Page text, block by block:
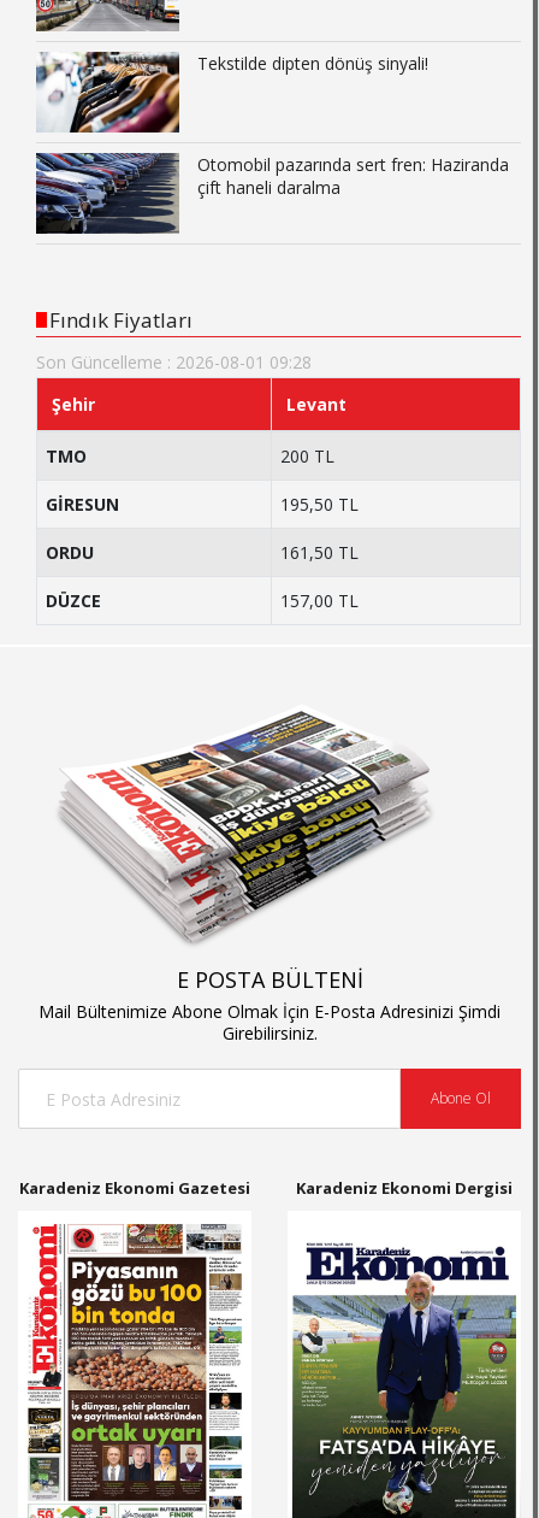
Tekstilde dipten dönüş sinyali!
Otomobil pazarında sert fren: Haziranda
çift haneli daralma
Fındık Fiyatları
Son Güncelleme : 2026-08-01 09:28
Şehir
Levant
TMO 200 TL
GİRESUN 195,50 TL
ORDU 161,50 TL
DÜZCE 157,00 TL
E POSTA BÜLTENİ
Mail Bültenimize Abone Olmak İçin E-Posta Adresinizi Şimdi
Girebilirsiniz.
Abone Ol
Karadeniz Ekonomi Gazetesi Karadeniz Ekonomi Dergisi